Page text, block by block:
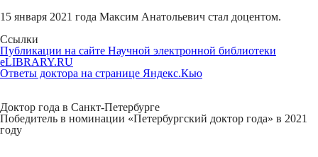
15 января 2021 года Максим Анатольевич стал доцентом.
Ссылки
Публикации на сайте Научной электронной библиотеки
eLIBRARY.RU
Ответы доктора на странице Яндекс.Кью
Доктор года в Санкт-Петербурге
Победитель в номинации «Петербургский доктор года» в 2021
году